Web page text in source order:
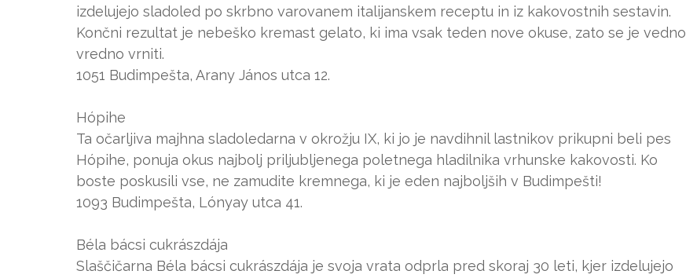
izdelujejo sladoled po skrbno varovanem italijanskem receptu in iz kakovostnih sestavin.
Končni rezultat je nebeško kremast gelato, ki ima vsak teden nove okuse, zato se je vedno
vredno vrniti.
1051 Budimpešta, Arany János utca 12.
Hópihe
Ta očarljiva majhna sladoledarna v okrožju IX, ki jo je navdihnil lastnikov prikupni beli pes
Hópihe, ponuja okus najbolj priljubljenega poletnega hladilnika vrhunske kakovosti. Ko
boste poskusili vse, ne zamudite kremnega, ki je eden najboljših v Budimpešti!
1093 Budimpešta, Lónyay utca 41.
Béla bácsi cukrászdája
Slaščičarna Béla bácsi cukrászdája je svoja vrata odprla pred skoraj 30 leti, kjer izdelujejo